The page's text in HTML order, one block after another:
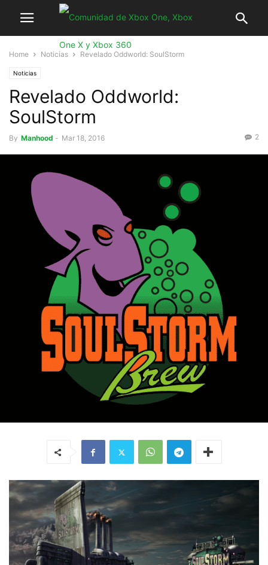
Home Noticias Revelado Oddworld: SoulStorm
Noticias
Revelado Oddworld:
SoulStorm
By Manhood - Mar 18, 2016 2